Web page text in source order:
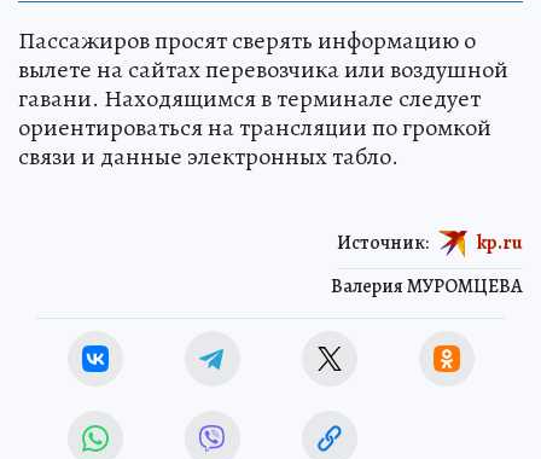
Пассажиров просят сверять информацию о
вылете на сайтах перевозчика или воздушной
гавани. Находящимся в терминале следует
ориентироваться на трансляции по громкой
связи и данные электронных табло.
Валерия МУРОМЦЕВА
Источник: kp.ru